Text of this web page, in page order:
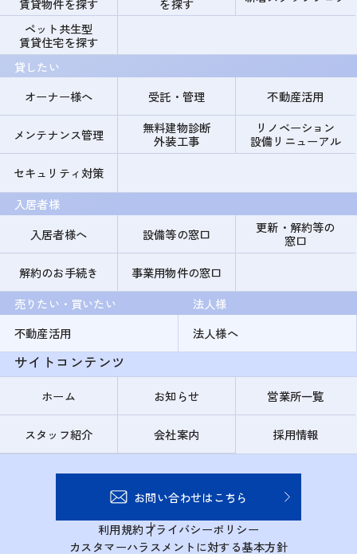
賃貸物件を探す
を探す
ペット共生型
賃貸住宅を探す
貸したい
オーナー様へ
受託・管理 不動産活用
メンテナンス管理
無料建物診断
外装工事
リノベーション
設備リニューアル
セキュリティ対策
入居者様
入居者様へ
設備等の窓口
更新・解約等の
窓口
解約のお手続き
事業用物件の窓口
売りたい・買いたい
不動産活用
法人様
法人様へ
サイトコンテンツ
ホーム お知らせ 営業所一覧
スタッフ紹介 会社案内 採用情報
お問い合わせはこちら
利用規約プライバシーポリシー
カスタマーハラスメントに対する基本方針